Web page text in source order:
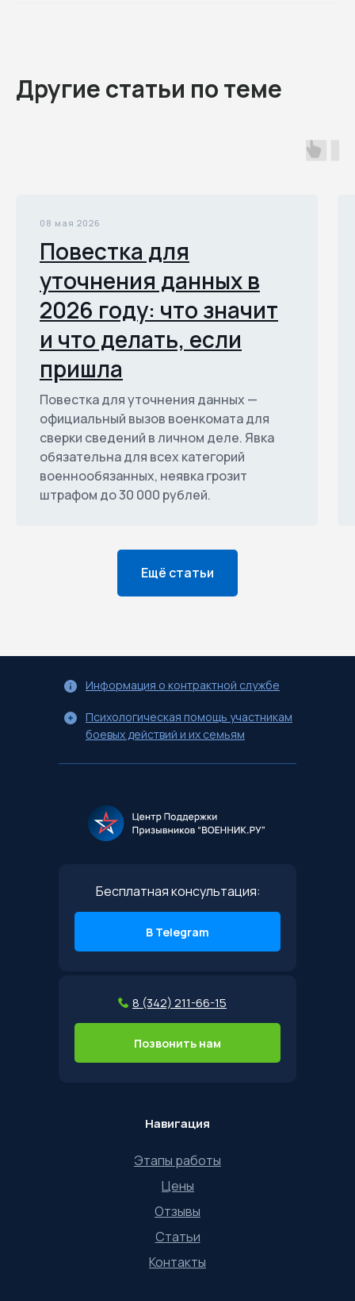
Другие статьи по теме
08 мая 2026
Повестка для
уточнения данных в
2026 году: что значит
и что делать, если
пришла
Повестка для уточнения данных —
официальный вызов военкомата для
сверки сведений в личном деле. Явка
обязательна для всех категорий
военнообязанных, неявка грозит
штрафом до 30 000 рублей.
Ещё статьи
Отзывы
Контакты
Цены
Статьи
Навигация
Этапы работы
Бесплатная консультация:
В Telegram
8 (342) 211-66-15
Позвонить нам
Информация о контрактной службе
Психологическая помощь участникам
боевых действий и их семьям